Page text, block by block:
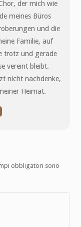
der mich wie
meines Büros
und die
Familie, auf
trotz und gerade
vereint bleibt.
nicht nachdenke,
Heimat.
obbligatori sono